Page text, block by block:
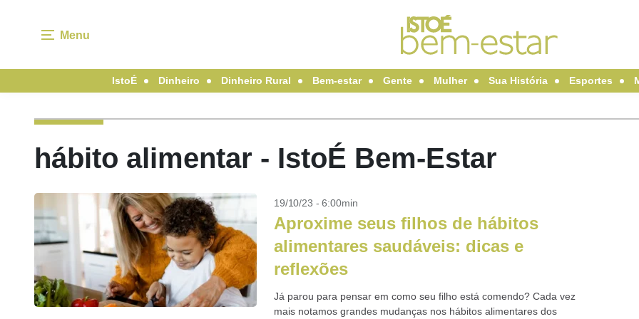
Menu
IstoÉ Dinheiro Dinheiro Rural Bem-estar Gente Mulher Sua História Esportes
hábito alimentar - IstoÉ Bem-Estar
19/10/23 - 6:00min
Aproxime seus filhos de hábitos
alimentares saudáveis: dicas e
reflexões
Já parou para pensar em como seu filho está comendo? Cada vez
mais notamos grandes mudanças nos hábitos alimentares dos